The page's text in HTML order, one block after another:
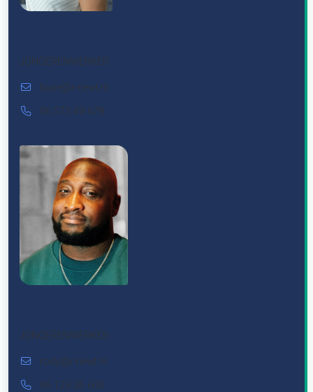
JONGERENWERKER
buse@r-newt.nl
06 573 49 678
JONGERENWERKER
rody@r-newt.nl
06 129 35 600